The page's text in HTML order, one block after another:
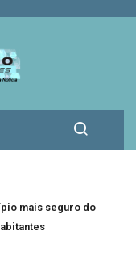
mais seguro do